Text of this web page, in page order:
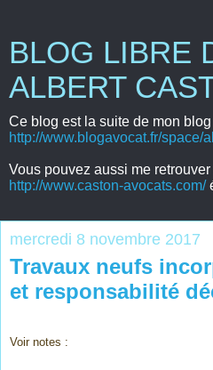
BLOG LIBRE
ALBERT
Ce blog est la suite de mon
http://www.blogavocat.fr/space/
Vous pouvez aussi me
http://www.caston-avocats.com/
mercredi 8 novembre 2017
Travaux neufs
et responsabilité
Voir notes :